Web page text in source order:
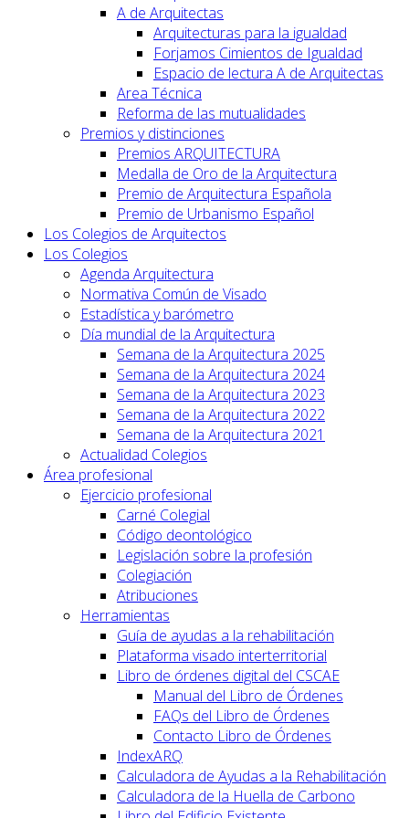
A de Arquitectas
Arquitecturas para la igualdad
Forjamos Cimientos de Igualdad
Espacio de lectura A de Arquitectas
Area Técnica
Reforma de las mutualidades
Premios y distinciones
Premios ARQUITECTURA
Medalla de Oro de la Arquitectura
Premio de Arquitectura Española
Premio de Urbanismo Español
Los Colegios de Arquitectos
Los Colegios
Agenda Arquitectura
Normativa Común de Visado
Estadística y barómetro
Día mundial de la Arquitectura
Semana de la Arquitectura 2025
Semana de la Arquitectura 2024
Semana de la Arquitectura 2023
Semana de la Arquitectura 2022
Semana de la Arquitectura 2021
Actualidad Colegios
Área profesional
Ejercicio profesional
Carné Colegial
Código deontológico
Legislación sobre la profesión
Colegiación
Atribuciones
Herramientas
Guía de ayudas a la rehabilitación
Plataforma visado interterritorial
Libro de órdenes digital del CSCAE
Manual del Libro de Órdenes
FAQs del Libro de Órdenes
Contacto Libro de Órdenes
IndexARQ
Calculadora de Ayudas a la Rehabilitación
Calculadora de la Huella de Carbono